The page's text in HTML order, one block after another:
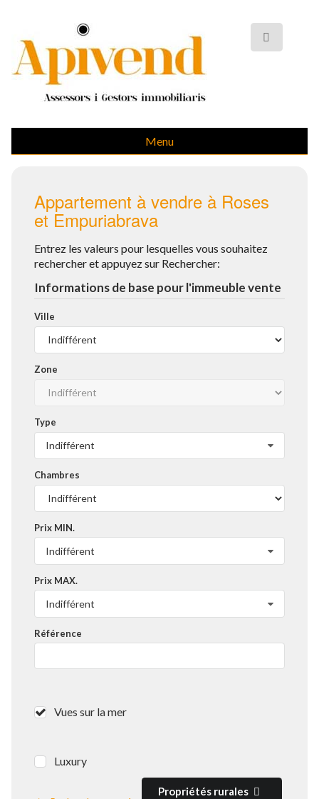
Menu
Appartement à vendre à Roses
et Empuriabrava
Entrez les valeurs pour lesquelles vous souhaitez
rechercher et appuyez sur Rechercher:
Informations de base pour l'immeuble vente
Ville
Zone
Type
Indifférent
Chambres
Prix MIN.
Indifférent
Prix MAX.
Indifférent
Référence
Vues sur la mer
Luxury
Propriétés rurales